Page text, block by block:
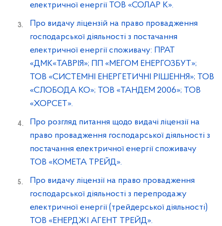
електричної енергії ТОВ «СОЛАР К».
Про видачу ліцензій на право провадження
господарської діяльності з постачання
електричної енергії споживачу: ПРАТ
«ДМК«ТАВРІЯ»; ПП «МЕГОМ ЕНЕРГОЗБУТ»;
ТОВ «СИСТЕМНІ ЕНЕРГЕТИЧНІ РІШЕННЯ»; ТОВ
«СЛОБОДА КО»; ТОВ «ТАНДЕМ 2006»; ТОВ
«ХОРСЕТ».
Про розгляд питання щодо видачі ліцензії на
право провадження господарської діяльності з
постачання електричної енергії споживачу
ТОВ «КОМЕТА ТРЕЙД».
Про видачу ліцензії на право провадження
господарської діяльності з перепродажу
електричної енергії (трейдерської діяльності)
ТОВ «ЕНЕРДЖІ АГЕНТ ТРЕЙД».